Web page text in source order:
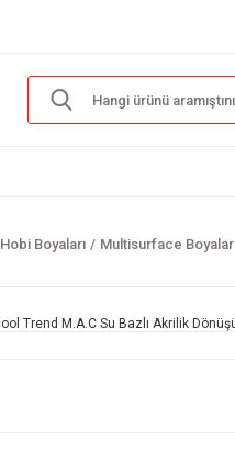
Hobi Boyaları Multisurface Boyalar